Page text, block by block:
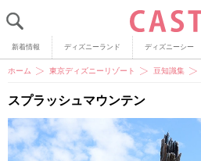
新着情報 ディズニーランド ディズニーシー
ホーム 東京ディズニーリゾート 豆知識集
スプラッシュマウンテン